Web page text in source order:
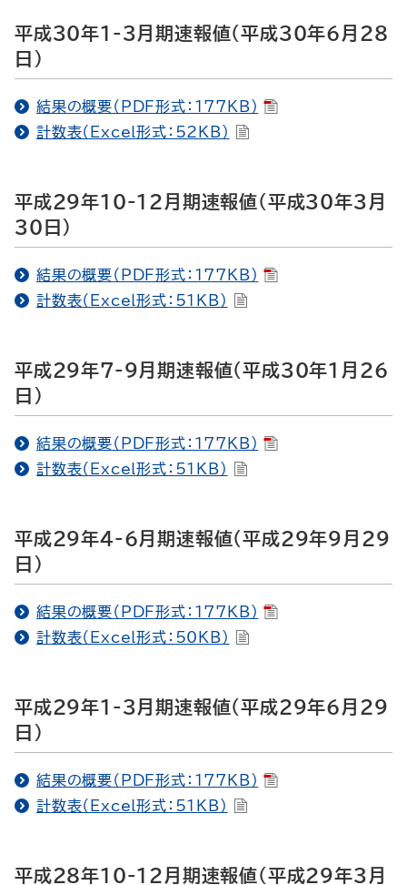
平成30年1-3月期速報値（平成30年6月28
日）
結果の概要（PDF形式：177KB）
計数表（Excel形式：52KB）
平成29年10-12月期速報値（平成30年3月
30日）
結果の概要（PDF形式：177KB）
計数表（Excel形式：51KB）
平成29年7-9月期速報値（平成30年1月26
日）
結果の概要（PDF形式：177KB）
計数表（Excel形式：51KB）
平成29年4-6月期速報値（平成29年9月29
日）
結果の概要（PDF形式：177KB）
計数表（Excel形式：50KB）
平成29年1-3月期速報値（平成29年6月29
日）
結果の概要（PDF形式：177KB）
計数表（Excel形式：51KB）
平成28年10-12月期速報値（平成29年3月